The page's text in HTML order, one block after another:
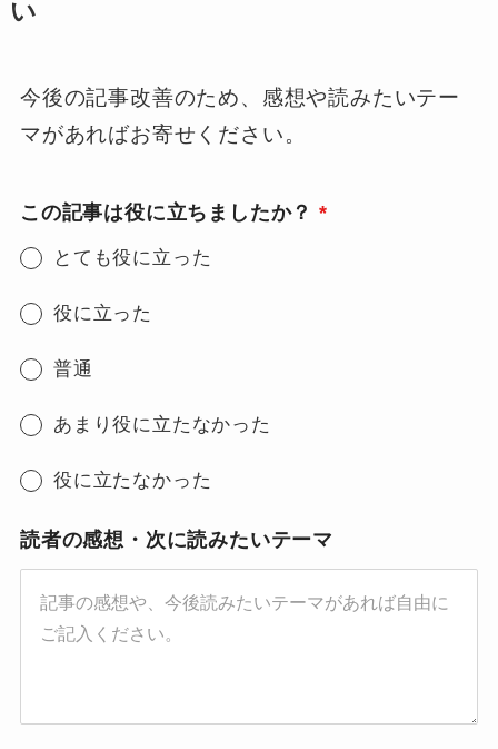
い
今後の記事改善のため、感想や読みたいテー
マがあればお寄せください。
この記事は役に立ちましたか？*
とても役に立った
役に立った
普通
あまり役に立たなかった
役に立たなかった
読者の感想・次に読みたいテーマ